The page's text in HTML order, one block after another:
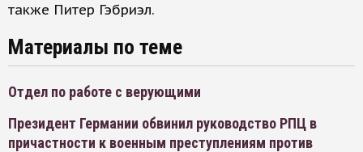
также Питер Гэбриэл.
Материалы по теме
Отдел по работе с верующими
Президент Германии обвинил руководство РПЦ в
причастности к военным преступлениям против